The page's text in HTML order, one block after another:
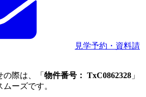
見学予約・資料請
際は、「 物件番号： TxC0862328 」
ーズです。